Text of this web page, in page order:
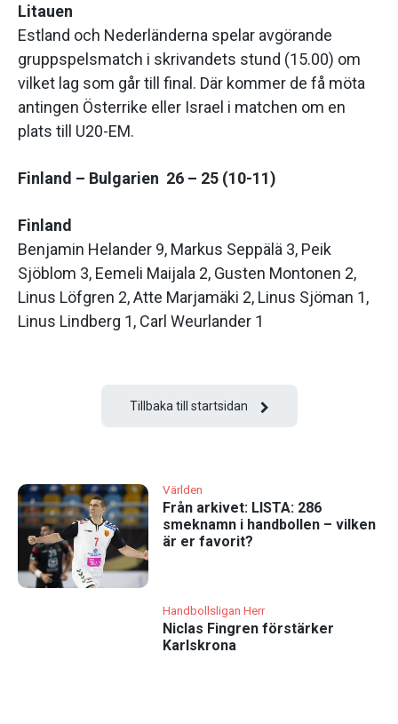
Litauen
Estland och Nederländerna spelar avgörande
gruppspelsmatch i skrivandets stund (15.00) om
vilket lag som går till final. Där kommer de få möta
antingen Österrike eller Israel i matchen om en
plats till U20-EM.
Finland – Bulgarien 26 – 25 (10-11)
Finland
Benjamin Helander 9, Markus Seppälä 3, Peik
Sjöblom 3, Eemeli Maijala 2, Gusten Montonen 2,
Linus Löfgren 2, Atte Marjamäki 2, Linus Sjöman 1,
Linus Lindberg 1, Carl Weurlander 1
Tillbaka till startsidan
Världen
Från arkivet: LISTA: 286
smeknamn i handbollen – vilken
är er favorit?
Handbollsligan Herr
Niclas Fingren förstärker
Karlskrona